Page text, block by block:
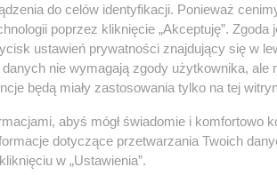
Ciężarówka zderzyła
z kombajnem. Na
miejscu lądował
śmigłowiec LPR
do celów identyfikacji. Ponieważ
poprzez kliknięcie „Akceptuję”.
ustawień prywatności znajdujący się w
nie wymagają zgody użytkownika,
będą miały zastosowania tylko na tej
abyś mógł świadomie i komfortowo
dotyczące przetwarzania Twoich
w „Ustawienia”.